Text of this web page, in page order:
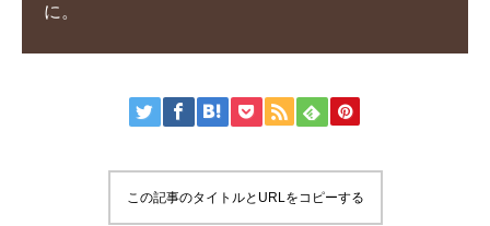
に。
この記事のタイトルとURLをコピーする